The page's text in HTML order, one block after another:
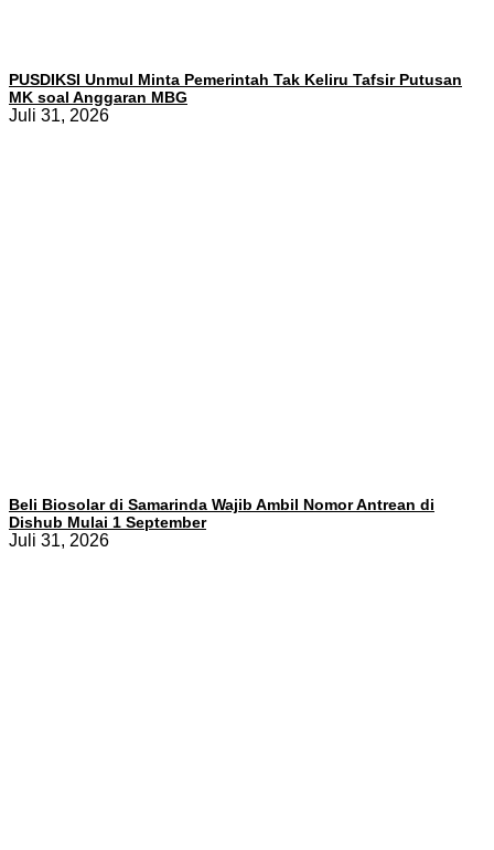
PUSDIKSI Unmul Minta Pemerintah Tak Keliru Tafsir Putusan
MK soal Anggaran MBG
Juli 31, 2026
Beli Biosolar di Samarinda Wajib Ambil Nomor Antrean di
Dishub Mulai 1 September
Juli 31, 2026